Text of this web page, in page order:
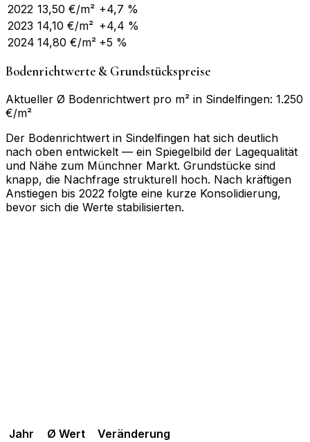
2022 13,50 €/m² +4,7 %
2023 14,10 €/m² +4,4 %
2024 14,80 €/m² +5 %
Bodenrichtwerte & Grundstückspreise
Aktueller Ø Bodenrichtwert pro m² in Sindelfingen: 1.250
€/m²
Der Bodenrichtwert in Sindelfingen hat sich deutlich
nach oben entwickelt — ein Spiegelbild der Lagequalität
und Nähe zum Münchner Markt. Grundstücke sind
knapp, die Nachfrage strukturell hoch. Nach kräftigen
Anstiegen bis 2022 folgte eine kurze Konsolidierung,
bevor sich die Werte stabilisierten.
Jahr Ø Wert
Veränderung